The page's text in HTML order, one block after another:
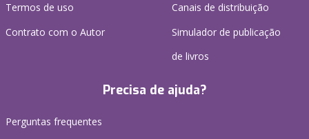
Termos de uso
Contrato com o Autor
Canais de distribuição
Simulador de publicação
de livros
Precisa de ajuda?
Perguntas frequentes